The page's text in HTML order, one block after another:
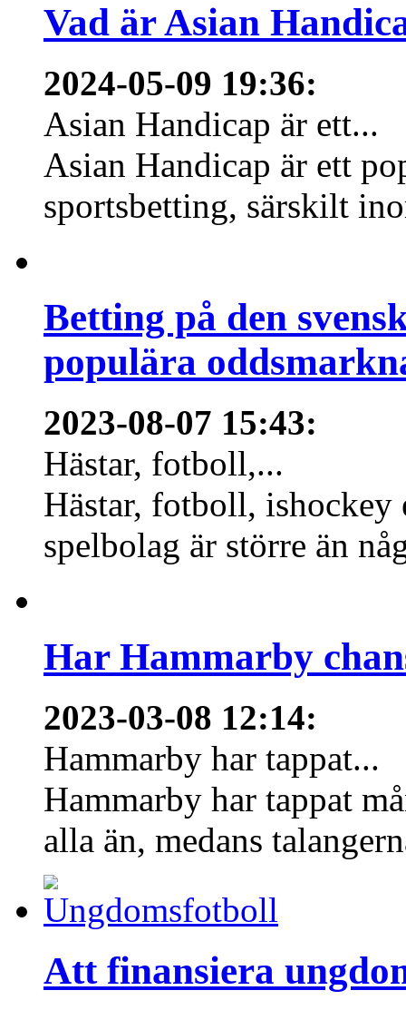
Vad är Asian
2024-05-09 19:36:
Asian Handicap är ett...
Asian Handicap är ett
sportsbetting, särskilt
Betting på den
populära
2023-08-07 15:43:
Hästar, fotboll,...
Hästar, fotboll,
spelbolag är större än
Har Hammarby
2023-03-08 12:14:
Hammarby har tappat...
Hammarby har tappat
alla än, medans
Att finansiera